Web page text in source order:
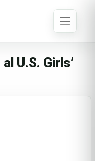
U.S. Girls’